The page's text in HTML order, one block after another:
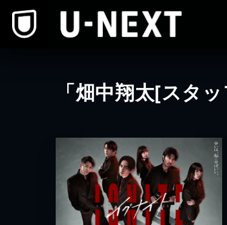
「畑中翔太[スタ